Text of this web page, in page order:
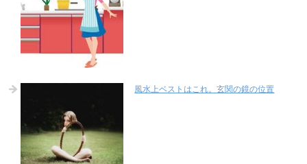
風水上ベストはこれ。玄関の鏡の位置